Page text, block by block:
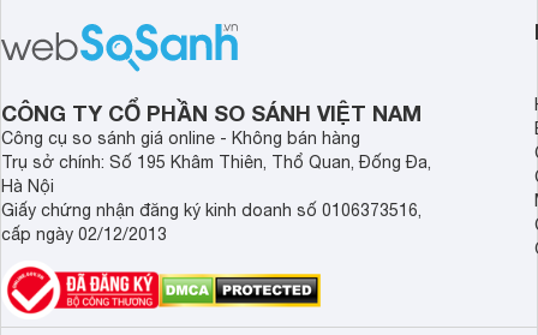
CÔNG TY CỔ PHẦN SO SÁNH VIỆT NAM
Công cụ so sánh giá online - Không bán hàng
Trụ sở chính: Số 195 Khâm Thiên, Thổ Quan, Đống Đa,
Hà Nội
Giấy chứng nhận đăng ký kinh doanh số 0106373516,
cấp ngày 02/12/2013